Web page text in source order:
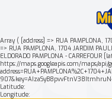
Array ( [address] => RUA PAMPLONA,
=> RUA PAMPLONA, 1704 JARDIM
ELDORADO PAMPLONA -
https://maps.googleapis.com/maps/api/
Latitude:
Longitude:
Mais buscados:
Nossa história